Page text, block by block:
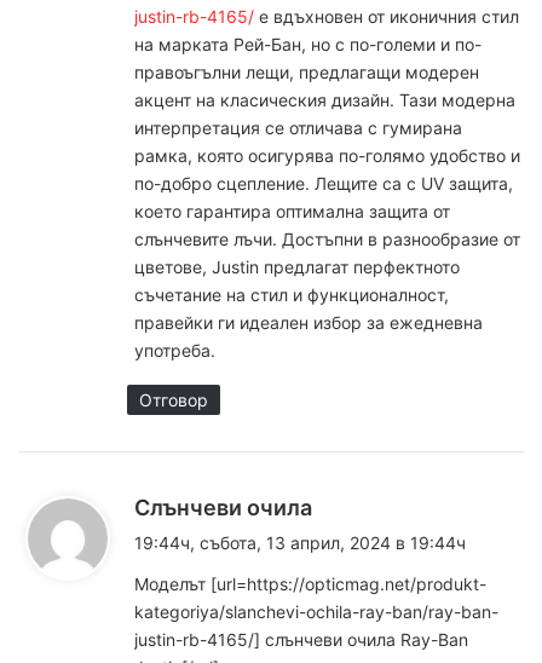
justin-rb-4165/ е вдъхновен от иконичния стил
на марката Рей-Бан, но с по-големи и по-
правоъгълни лещи, предлагащи модерен
акцент на класическия дизайн. Тази модерна
интерпретация се отличава с гумирана
рамка, която осигурява по-голямо удобство и
по-добро сцепление. Лещите са с UV защита,
което гарантира оптимална защита от
слънчевите лъчи. Достъпни в разнообразие от
цветове, Justin предлагат перфектното
съчетание на стил и функционалност,
правейки ги идеален избор за ежедневна
употреба.
Отговор
Слънчеви очила
а
:
19:44ч, събота, 13 април, 2024 в 19:44ч
Моделът [url=https://opticmag.net/produkt-
kategoriya/slanchevi-ochila-ray-ban/ray-ban-
justin-rb-4165/] слънчеви очила Ray-Ban